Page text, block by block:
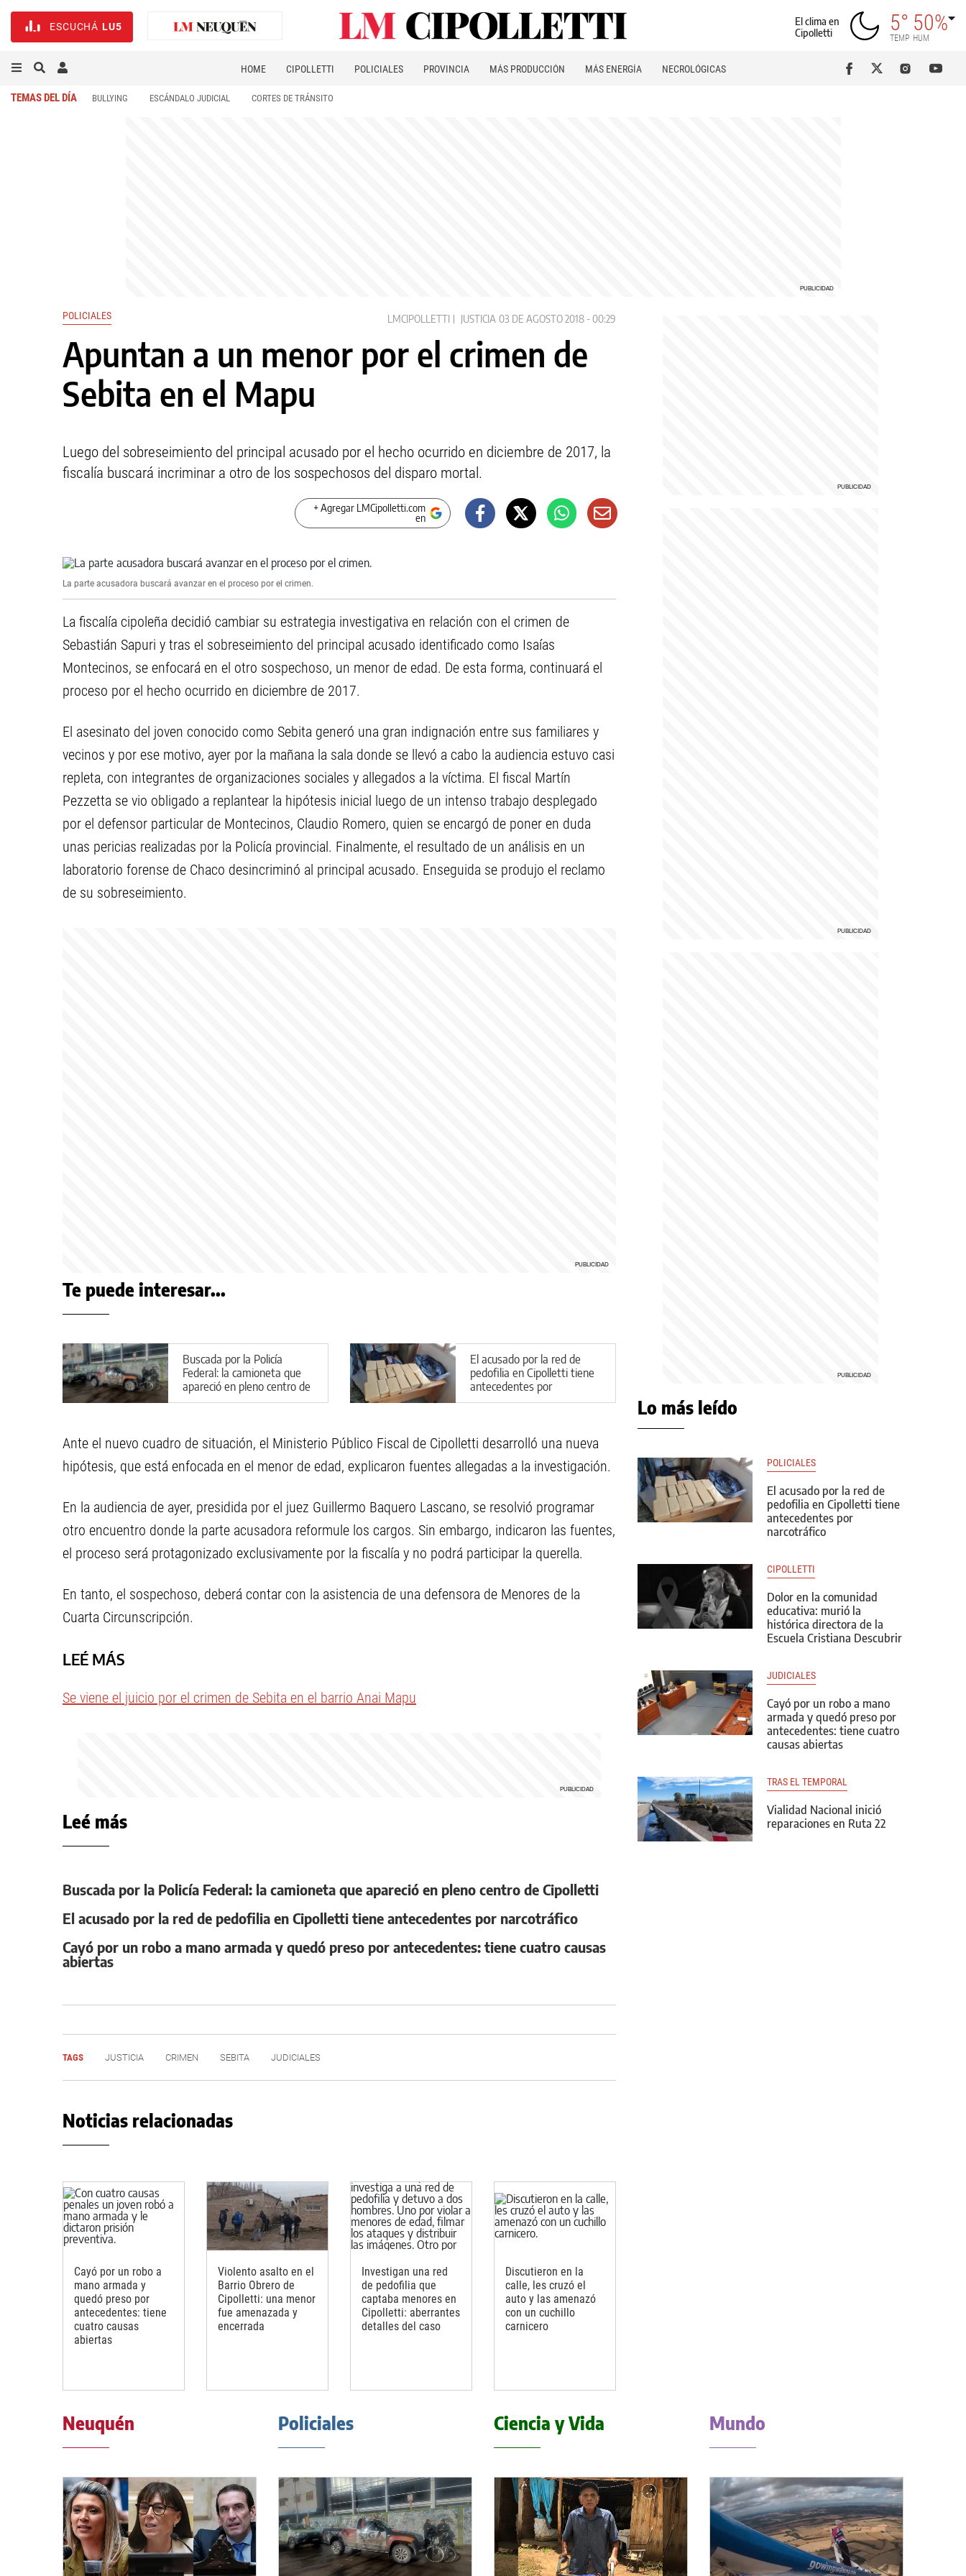
ESCUCHÁ LU5
El clima en
Cipolletti
5°
TEMP
50%
HUM
HOME CIPOLLETTI POLICIALES PROVINCIA MÁS PRODUCCIÓN MÁS ENERGÍA NECROLÓGICAS
TEMAS DEL DÍA BULLYING ESCÁNDALO JUDICIAL CORTES DE TRÁNSITO
POLICIALES LMCIPOLLETTI JUSTICIA 03 DE AGOSTO 2018 - 00:29
Apuntan a un menor por el crimen de
Sebita en el Mapu
Luego del sobreseimiento del principal acusado por el hecho ocurrido en diciembre de 2017, la
fiscalía buscará incriminar a otro de los sospechosos del disparo mortal.
+ Agregar LMCipolletti.com
en
La parte acusadora buscará avanzar en el proceso por el crimen.
La fiscalía cipoleña decidió cambiar su estrategia investigativa en relación con el crimen de
Sebastián Sapuri y tras el sobreseimiento del principal acusado identificado como Isaías
Montecinos, se enfocará en el otro sospechoso, un menor de edad. De esta forma, continuará el
proceso por el hecho ocurrido en diciembre de 2017.
El asesinato del joven conocido como Sebita generó una gran indignación entre sus familiares y
vecinos y por ese motivo, ayer por la mañana la sala donde se llevó a cabo la audiencia estuvo casi
repleta, con integrantes de organizaciones sociales y allegados a la víctima. El fiscal Martín
Pezzetta se vio obligado a replantear la hipótesis inicial luego de un intenso trabajo desplegado
por el defensor particular de Montecinos, Claudio Romero, quien se encargó de poner en duda
unas pericias realizadas por la Policía provincial. Finalmente, el resultado de un análisis en un
laboratorio forense de Chaco desincriminó al principal acusado. Enseguida se produjo el reclamo
de su sobreseimiento.
Te puede interesar...
Buscada por la Policía
Federal: la camioneta que
apareció en pleno centro de
Cipolletti
El acusado por la red de
pedofilia en Cipolletti tiene
antecedentes por
narcotráfico
Ante el nuevo cuadro de situación, el Ministerio Público Fiscal de Cipolletti desarrolló una nueva
hipótesis, que está enfocada en el menor de edad, explicaron fuentes allegadas a la investigación.
En la audiencia de ayer, presidida por el juez Guillermo Baquero Lascano, se resolvió programar
otro encuentro donde la parte acusadora reformule los cargos. Sin embargo, indicaron las fuentes,
el proceso será protagonizado exclusivamente por la fiscalía y no podrá participar la querella.
En tanto, el sospechoso, deberá contar con la asistencia de una defensora de Menores de la
Cuarta Circunscripción.
LEÉ MÁS
Se viene el juicio por el crimen de Sebita en el barrio Anai Mapu
Leé más
Buscada por la Policía Federal: la camioneta que apareció en pleno centro de Cipolletti
El acusado por la red de pedofilia en Cipolletti tiene antecedentes por narcotráfico
Cayó por un robo a mano armada y quedó preso por antecedentes: tiene cuatro causas
abiertas
TAGS JUSTICIA CRIMEN SEBITA JUDICIALES
Noticias relacionadas
Cayó por un robo a
mano armada y
quedó preso por
antecedentes: tiene
cuatro causas
abiertas
Violento asalto en el
Barrio Obrero de
Cipolletti: una menor
fue amenazada y
encerrada
Investigan una red
de pedofilia que
captaba menores en
Cipolletti: aberrantes
detalles del caso
Discutieron en la
calle, les cruzó el
auto y las amenazó
con un cuchillo
carnicero
Lo más leído
POLICIALES
El acusado por la red de
pedofilia en Cipolletti tiene
antecedentes por
narcotráfico
CIPOLLETTI
Dolor en la comunidad
educativa: murió la
histórica directora de la
Escuela Cristiana Descubrir
JUDICIALES
Cayó por un robo a mano
armada y quedó preso por
antecedentes: tiene cuatro
causas abiertas
TRAS EL TEMPORAL
Vialidad Nacional inició
reparaciones en Ruta 22
Neuquén Policiales Ciencia y Vida Mundo